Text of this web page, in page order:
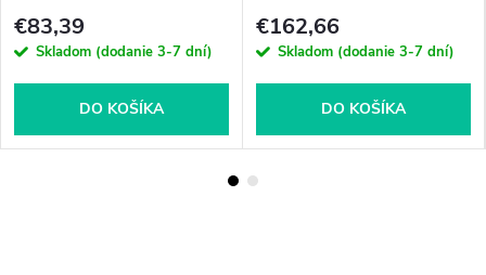
€83,39
Skladom (dodanie 3-7 dní)
DO KOŠÍKA
€162,66
Skladom (dodanie 3-7 dní)
DO KOŠÍKA